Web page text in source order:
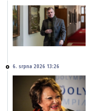
6. srpna 2026 13:26